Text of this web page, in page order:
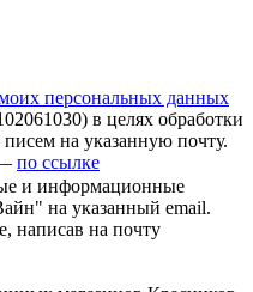
персональных данных
в целях обработки
на указанную почту.
по ссылке
и информационные
на указанный email.
написав на почту